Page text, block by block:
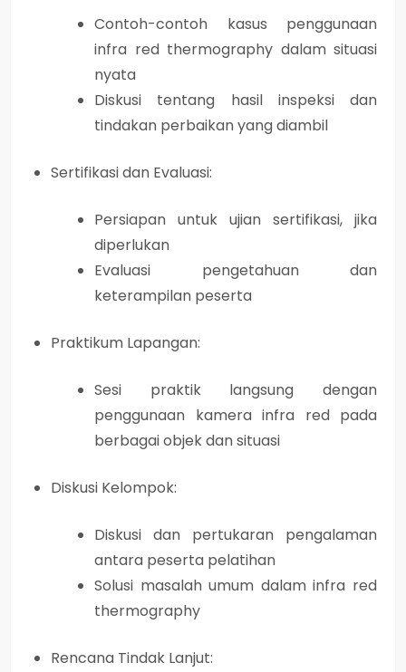
Contoh-contoh kasus penggunaan
infra red thermography dalam situasi
nyata
Diskusi tentang hasil inspeksi dan
tindakan perbaikan yang diambil
Sertifikasi dan Evaluasi:
Persiapan untuk ujian sertifikasi, jika
diperlukan
Evaluasi pengetahuan dan
keterampilan peserta
Praktikum Lapangan:
Sesi praktik langsung dengan
penggunaan kamera infra red pada
berbagai objek dan situasi
Diskusi Kelompok:
Diskusi dan pertukaran pengalaman
antara peserta pelatihan
Solusi masalah umum dalam infra red
thermography
Rencana Tindak Lanjut: